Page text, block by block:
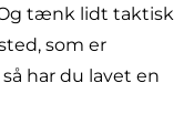
tænk lidt taktisk
som er
har du lavet en